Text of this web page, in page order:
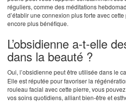
réguliers, comme des méditations
d’établir une connexion plus forte avec
encore plus bénéfique.
L’obsidienne a-t-elle
dans la beauté ?
Oui, l’obsidienne peut être utilisée dans le
Elle est réputée pour favoriser la
rouleau facial avec cette pierre, vous
vos soins quotidiens, alliant bien-être et